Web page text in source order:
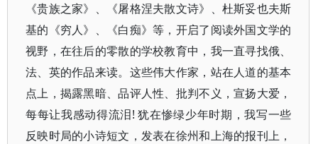
《贵族之家》、《屠格涅夫散文诗》、杜斯妥也夫斯
基的《穷人》、《白痴》等，开启了阅读外国文学的
视野，在往后的零散的学校教育中，我一直寻找俄、
法、英的作品来读。这些伟大作家，站在人道的基本
点上，揭露黑暗、品评人性、批判不义，宣扬大爱，
每每让我感动得流泪! 犹在惨绿少年时期，我写一些
反映时局的小诗短文，发表在徐州和上海的报刊上，